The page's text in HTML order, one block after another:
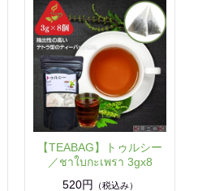
【TEABAG】トゥルシー
／ชาใบกะเพรา 3gx8
520円
（税込み）